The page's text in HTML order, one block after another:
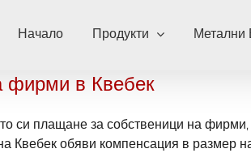
Начало Продукти Метални
фирми в Квебек
си плащане за собственици на фирми,
Квебек обяви компенсация в размер